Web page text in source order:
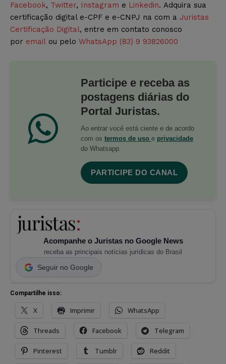
Facebook, Twitter, Instagram e Linkedin. Adquira sua
certificação digital e-CPF e e-CNPJ na com a Juristas
Certificação Digital, entre em contato conosco
por email ou pelo WhatsApp (83) 9 93826000
Participe e receba as
postagens diárias do
Portal Juristas.
Ao entrar você está ciente e de acordo
com os termos de uso e privacidade
do Whatsapp.
PARTICIPE DO CANAL
Acompanhe o Juristas no Google News
receba as principais notícias jurídicas do Brasil
Seguir no Google
Compartilhe isso:
X Imprimir WhatsApp
Threads Facebook Telegram
Pinterest Tumblr Reddit